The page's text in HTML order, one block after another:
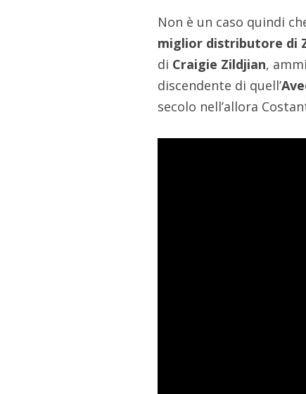
Non è un caso quindi
miglior distributore di
di Craigie Zildjian,
discendente di quell’
secolo nell’allora